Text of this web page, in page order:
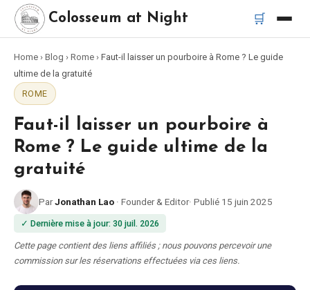
Colosseum at Night 🛒
Accueil
Meilleurs tours
Meilleurs tours de nuit du Colisée
Bus touristique Rome
Tour en Vespa Rome
Home › Blog › Rome › Faut-il laisser un pourboire à Rome ? Le guide
ultime de la gratuité
ROME
Faut-il laisser un pourboire à
Rome ? Le guide ultime de la
gratuité
ParJonathan Lao · Founder & Editor· Publié 15 juin 2025
✓ Dernière mise à jour: 30 juil. 2026
Cette page contient des liens affiliés ; nous pouvons percevoir une
commission sur les réservations effectuées via ces liens.